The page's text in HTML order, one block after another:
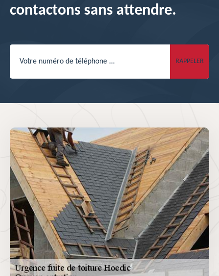
contactons sans attendre.